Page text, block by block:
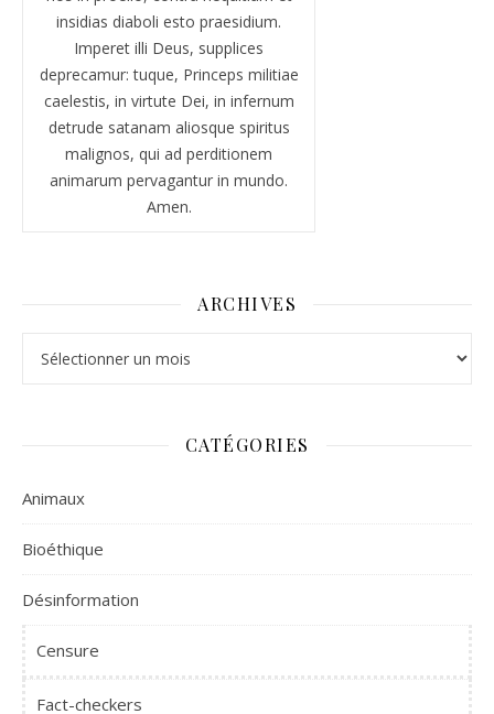
insidias diaboli esto praesidium.
Imperet illi Deus, supplices
deprecamur: tuque, Princeps militiae
caelestis, in virtute Dei, in infernum
detrude satanam aliosque spiritus
malignos, qui ad perditionem
animarum pervagantur in mundo.
Amen.
ARCHIVES
CATÉGORIES
Animaux
Bioéthique
Désinformation
Censure
Fact-checkers